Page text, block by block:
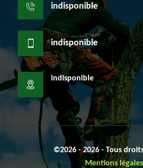
indisponible
indisponible
indisponible
©2026 - 2026 - Tous
Mentions légales